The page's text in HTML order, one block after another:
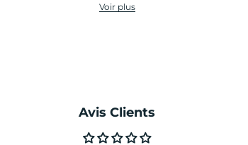
Voir plus
Avis Clients